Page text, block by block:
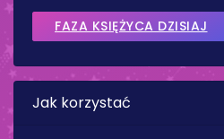
FAZA KSIĘŻYCA DZISIAJ
Jak korzystać